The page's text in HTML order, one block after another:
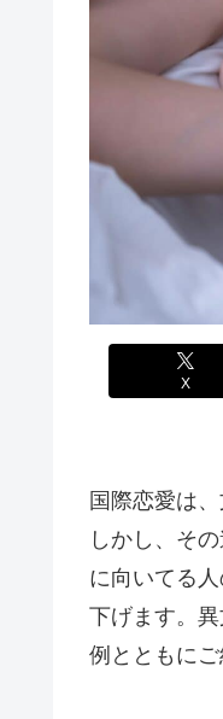
X
国際恋愛は
しかし、そ
に向いてる
下げます。
例とともにご